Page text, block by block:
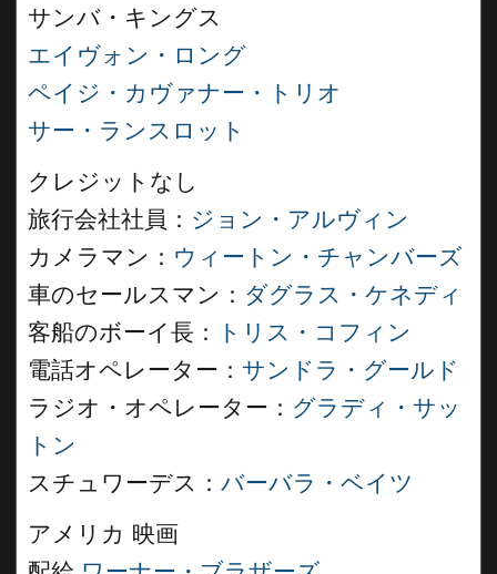
サンバ・キングス
エイヴォン・ロング
ペイジ・カヴァナー・トリオ
サー・ランスロット
クレジットなし
旅行会社社員： ジョン・アルヴィン
カメラマン： ウィートン・チャンバーズ
車のセールスマン： ダグラス・ケネディ
客船のボーイ長：
トリス・コフィン
電話オペレーター： サンドラ・グールド
ラジオ・オペレーター： グラディ・サッ
トン
スチュワーデス： バーバラ・ベイツ
アメリカ 映画